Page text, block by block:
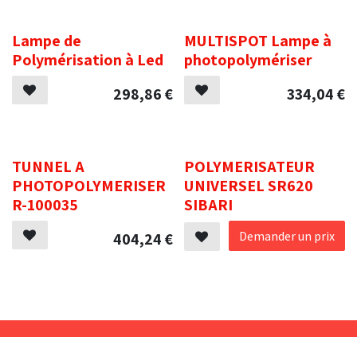
Lampe de
Polymérisation à Led
298,86€
MULTISPOT Lampe à
photopolymériser
334,04€
TUNNEL A
PHOTOPOLYMERISER
R-100035
404,24€
POLYMERISATEUR
UNIVERSEL SR620
SIBARI
Demander un prix